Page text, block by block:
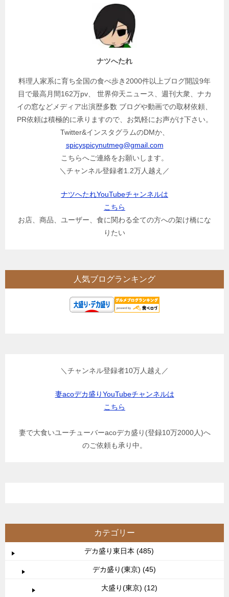
ナツへたれ
料理人家系に育ち全国の食べ歩き2000件以上ブログ開設9年
目で最高月間162万pv、 世界仰天ニュース、週刊大衆、ナカ
イの窓などメディア出演歴多数 ブログや動画での取材依頼、
PR依頼は積極的に承りますので、お気軽にお声がけ下さい。
Twitter&インスタグラムのDMか、
spicyspicynutmeg@gmail.com
こちらへご連絡をお願いします。
＼チャンネル登録者1.2万人越え／
ナツへたれYouTubeチャンネルは
こちら
お店、商品、ユーザー、食に関わる全ての方への架け橋にな
りたい
人気ブログランキング
＼チャンネル登録者10万人越え／
妻acoデカ盛りYouTubeチャンネルは
こちら
妻で大食いユーチューバーacoデカ盛り(登録10万2000人)へ
のご依頼も承り中。
カテゴリー
デカ盛り東日本 (485)
デカ盛り(東京) (45)
大盛り(東京) (12)